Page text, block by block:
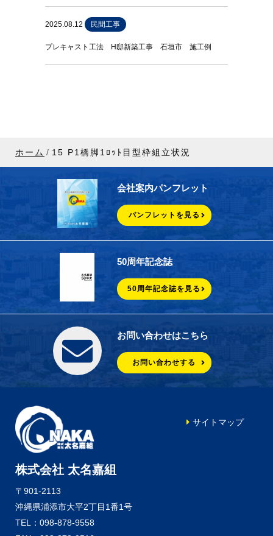
2025.08.12 民間工事
プレキャスト工法 H邸新築工事 石垣市 施工例
ホーム 15 P1橋脚1ﾛｯﾄ目型枠組立状況
会社案内パンフレット
パンフレットを見る
50周年記念誌
50周年記念誌を見る
お問い合わせはこちら
お問い合わせする
株式会社 太名嘉組
〒901-2113
沖縄県浦添市大平2丁目1番1号
TEL：098-878-9558
サイトマップ